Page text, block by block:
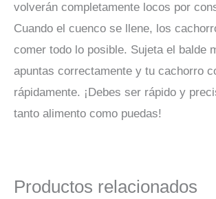
volverán completamente locos por
Cuando el cuenco se llene, los
comer todo lo posible. Sujeta el balde
apuntas correctamente y tu cachorro
rápidamente. ¡Debes ser rápido y
tanto alimento como puedas!
Productos relacionados